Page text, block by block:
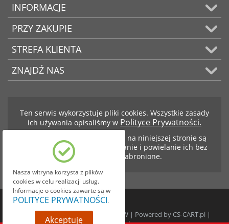
INFORMACJE
PRZY ZAKUPIE
STREFA KLIENTA
ZNAJDŹ NAS
Ten serwis wykorzystuje pliki cookies. Wszystkie zasady
ich używania opisaliśmy w Polityce Prywatności.
Teksty i zdjęcia znajdujące się na niniejszej stronie są
własnością firmy BCS. Kopiowanie i powielanie ich bez
zezwolenia jest zabronione.
© 1999-2026 BCS SKRZYNIE BIEGÓW | Powered byCS-CART.pl |
Nasza witryna korzysta z plików
cookies w celu realizacji usług.
Informacje o cookies zawarte są w
POLITYCE PRYWATNOŚCI.
Akceptuję